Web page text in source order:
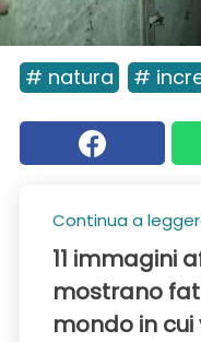
# natura #
Continua a
11 immagini
mostrano
mondo in